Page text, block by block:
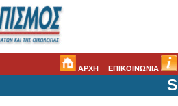
ΑΡΧΗ ΕΠΙΚΟΙΝΩΝΙΑ